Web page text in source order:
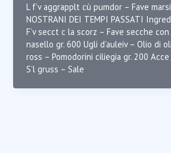
L f’v aggrapplt cù pumdor – Fave
NOSTRANI DEI TEMPI PASSATI
F’v secct c la scorz – Fave secche
nasello gr. 600 Ugli d’auleiv – Olio di
ross – Pomodorini ciliegia gr. 200
S’l gruss – Sale